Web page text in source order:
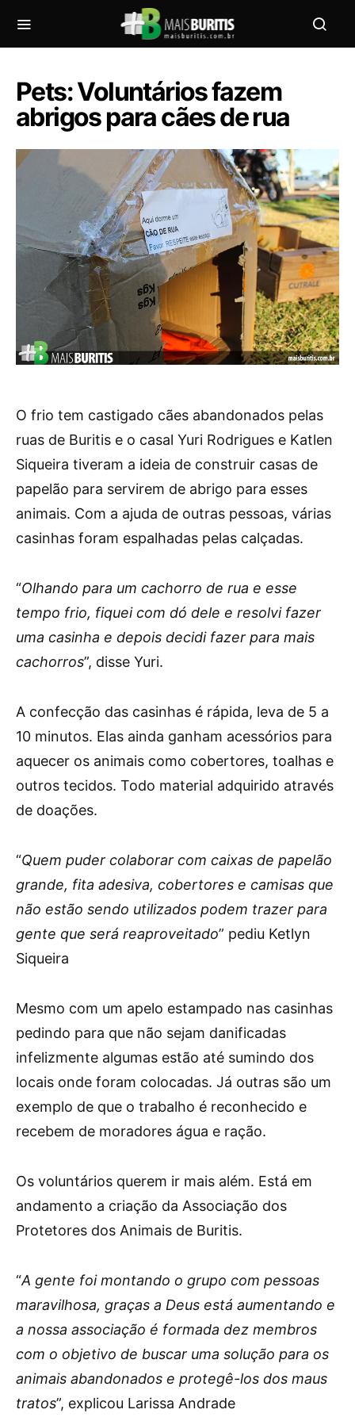
Pets: Voluntários fazem
abrigos para cães de rua
O frio tem castigado cães abandonados pelas
ruas de Buritis e o casal Yuri Rodrigues e Katlen
Siqueira tiveram a ideia de construir casas de
papelão para servirem de abrigo para esses
animais. Com a ajuda de outras pessoas, várias
casinhas foram espalhadas pelas calçadas.
“Olhando para um cachorro de rua e esse
tempo frio, fiquei com dó dele e resolvi fazer
uma casinha e depois decidi fazer para mais
cachorros”, disse Yuri.
A confecção das casinhas é rápida, leva de 5 a
10 minutos. Elas ainda ganham acessórios para
aquecer os animais como cobertores, toalhas e
outros tecidos. Todo material adquirido através
de doações.
“Quem puder colaborar com caixas de papelão
grande, fita adesiva, cobertores e camisas que
não estão sendo utilizados podem trazer para
gente que será reaproveitado” pediu Ketlyn
Siqueira
Mesmo com um apelo estampado nas casinhas
pedindo para que não sejam danificadas
infelizmente algumas estão até sumindo dos
locais onde foram colocadas. Já outras são um
exemplo de que o trabalho é reconhecido e
recebem de moradores água e ração.
Os voluntários querem ir mais além. Está em
andamento a criação da Associação dos
Protetores dos Animais de Buritis.
“A gente foi montando o grupo com pessoas
maravilhosa, graças a Deus está aumentando e
a nossa associação é formada dez membros
com o objetivo de buscar uma solução para os
animais abandonados e protegê-los dos maus
tratos”, explicou Larissa Andrade